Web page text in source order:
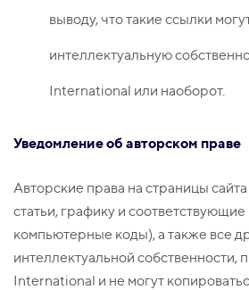
выводу, что такие ссылки
интеллектуальную
International или наоборот.
Уведомление об авторском праве
Авторские права на страницы
статьи, графику и
компьютерные коды), а также все
интеллектуальной собственности,
International и не могут